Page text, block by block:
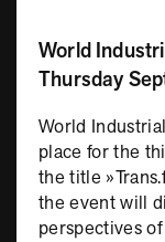
World
Thursday
World
place for the
the title
the event will
perspectives